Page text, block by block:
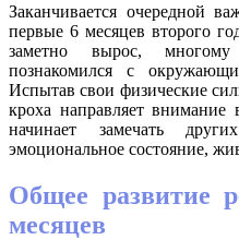
Заканчивается очередной
первые 6 месяцев второго
заметно вырос,
познакомился с
Испытав свои физические
кроха направляет
начинает замечать
эмоциональное состояние,
Общее развитие
месяцев